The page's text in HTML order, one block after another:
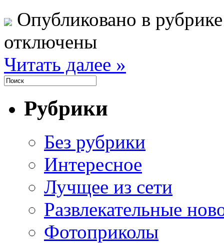
Опубликовано в
отключены
Читать далее »
Рубрики
Без рубрики
Интересное
Лучщее из сети
Развлекательные
Фотоприколы